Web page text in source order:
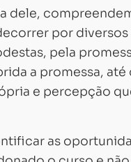
dele,
por
pela
a promessa,
e percepção
as